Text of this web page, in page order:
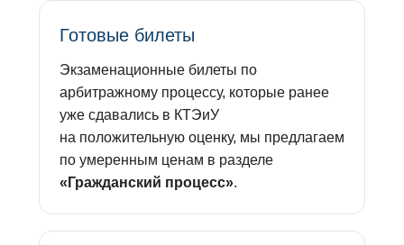
Готовые билеты
Экзаменационные билеты по
арбитражному процессу, которые ранее
уже сдавались в КТЭиУ
на положительную оценку, мы предлагаем
по умеренным ценам в разделе
«Гражданский процесс».